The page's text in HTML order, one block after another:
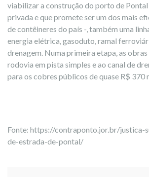
viabilizar a construção do porto de
privada e que promete ser um dos mais
de contêineres do país -, também uma
energia elétrica, gasoduto, ramal
drenagem. Numa primeira etapa, as
rodovia em pista simples e ao canal de
para os cobres públicos de quase R$ 370
Fonte: https://contraponto.jor.br/justica-
de-estrada-de-pontal/